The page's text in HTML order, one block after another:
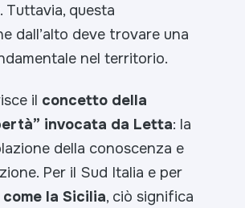
Tuttavia, questa
dall’alto deve trovare una
nel territorio.
il concetto della
invocata da Letta: la
della conoscenza e
Per il Sud Italia e per
la Sicilia, ciò significa